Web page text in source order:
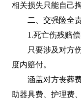
相关损失只能自己掏
二、交强险全
1.死亡伤残赔
只要涉及对方
度内赔付。
涵盖对方丧葬
助器具费、护理费